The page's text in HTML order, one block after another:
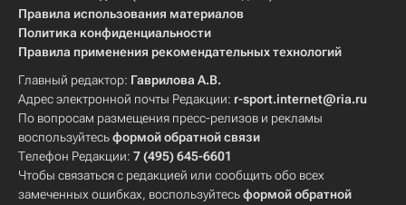
Правила использования материалов
Политика конфиденциальности
Правила применения рекомендательных технологий
Главный редактор: Гаврилова А.В.
Адрес электронной почты Редакции: r-sport.internet@ria.ru
По вопросам размещения пресс-релизов и рекламы
воспользуйтесьформой обратной связи
Телефон Редакции: 7 (495) 645-6601
Чтобы связаться с редакцией или сообщить обо всех
замеченных ошибках, воспользуйтесьформой обратной